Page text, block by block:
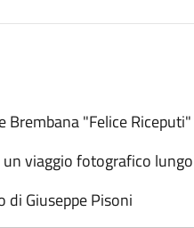
Brembana "Felice
viaggio fotografico
Giuseppe Pisoni